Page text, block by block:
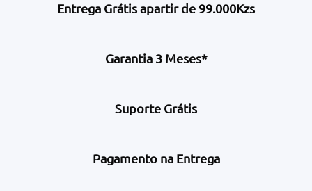
Entrega Grátis apartir de 99.000Kzs
Garantia 3 Meses*
Suporte Grátis
Pagamento na Entrega